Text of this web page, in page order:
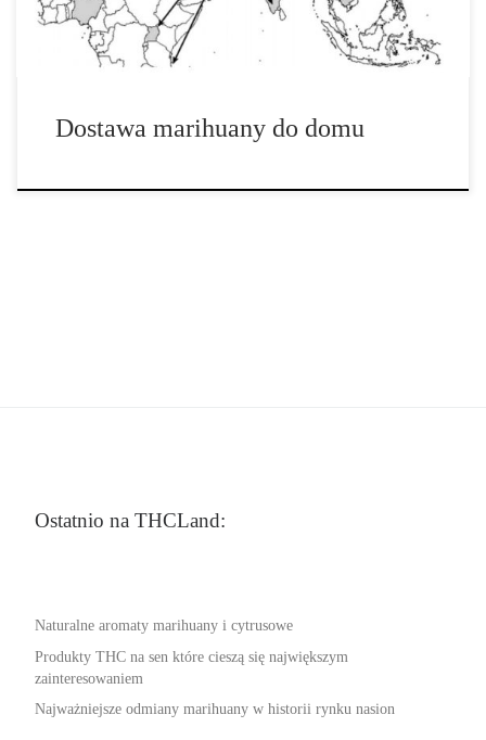
Dostawa marihuany do domu
Ostatnio na THCLand:
Naturalne aromaty marihuany i cytrusowe
Produkty THC na sen które cieszą się największym
zainteresowaniem
Najważniejsze odmiany marihuany w historii rynku nasion